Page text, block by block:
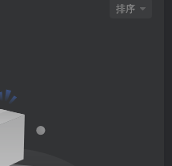
排序